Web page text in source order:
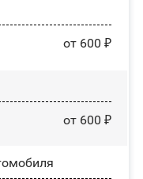
от 600 ₽
от 600 ₽